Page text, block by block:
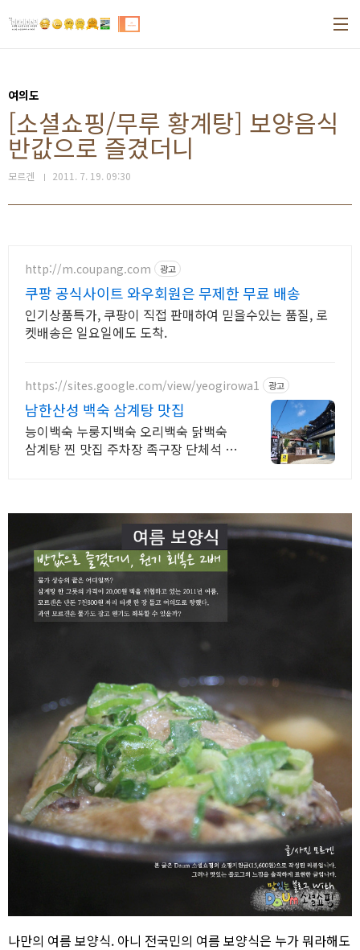
여의도
[소셜쇼핑/무루 황계탕] 보양음식
반값으로 즐겼더니
모르겐 2011. 7. 19. 09:30
http://m.coupang.com 광고
쿠팡 공식사이트 와우회원은 무제한 무료 배송
인기상품특가, 쿠팡이 직접 판매하여 믿을수있는 품질, 로
켓배송은 일요일에도 도착.
https://sites.google.com/view/yeogirowa1 광고
남한산성 백숙 삼계탕 맛집
능이백숙 누룽지백숙 오리백숙 닭백숙
삼계탕 찐 맛집 주차장 족구장 단체석 완
나만의 여름 보양식. 아니 전국민의 여름 보양식은 누가 뭐라해도